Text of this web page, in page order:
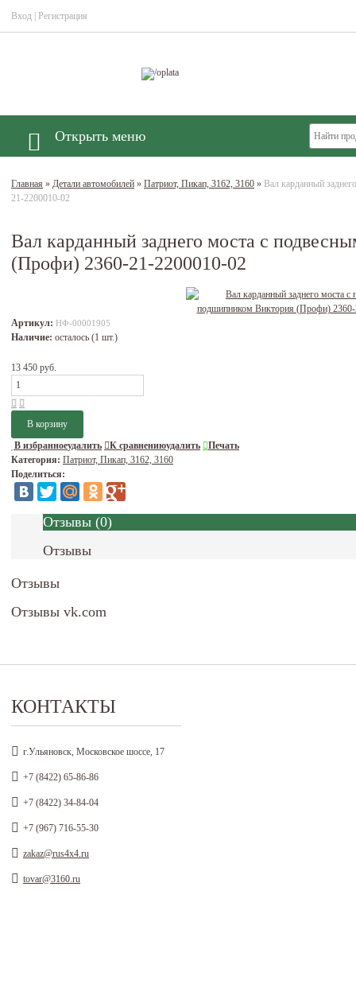
Вход Регистрация
Открыть меню
Главная » Детали автомобилей » Патриот, Пикап, 3162, 3160 » Вал карданный
21-2200010-02
Вал карданный заднего моста с
(Профи) 2360-21-2200010-02
Артикул: НФ-00001905
Наличие: осталось (1 шт.)
13 450 руб.
В избранноеудалить К сравнениюудалить
Печать
Категория: Патриот, Пикап, 3162, 3160
Поделиться:
Отзывы (0)
Отзывы
Отзывы
Отзывы vk.com
КОНТАКТЫ
г.Ульяновск, Московское шоссе, 17
+7 (8422) 65-86-86
+7 (8422) 34-84-04
+7 (967) 716-55-30
zakaz@rus4x4.ru
tovar@3160.ru